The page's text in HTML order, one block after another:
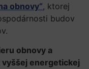
obnovy“, ktorej
budov
obnovy a
energetickej